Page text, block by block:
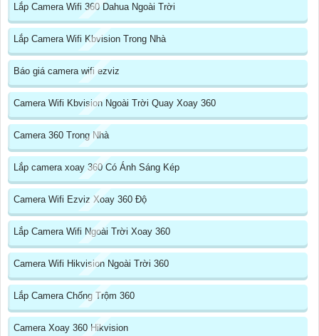
Lắp Camera Wifi 360 Dahua Ngoài Trời
Lắp Camera Wifi Kbvision Trong Nhà
Báo giá camera wifi ezviz
Camera Wifi Kbvision Ngoài Trời Quay Xoay 360
Camera 360 Trong Nhà
Lắp camera xoay 360 Có Ánh Sáng Kép
Camera Wifi Ezviz Xoay 360 Độ
Lắp Camera Wifi Ngoài Trời Xoay 360
Camera Wifi Hikvision Ngoài Trời 360
Lắp Camera Chống Trộm 360
Camera Xoay 360 Hikvision